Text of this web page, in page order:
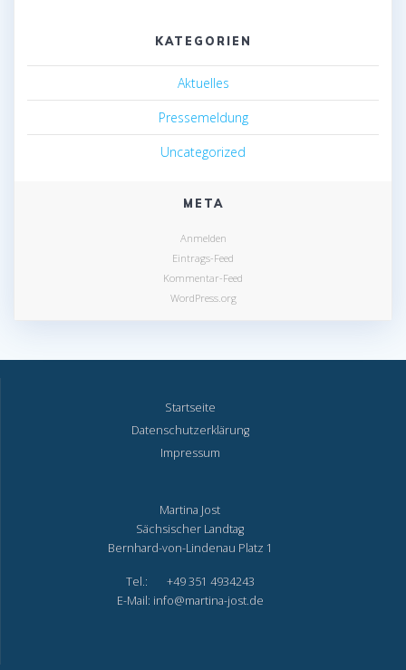
KATEGORIEN
Aktuelles
Pressemeldung
Uncategorized
META
Anmelden
Eintrags-Feed
Kommentar-Feed
WordPress.org
Startseite
Datenschutzerklärung
Impressum
Martina Jost
Sächsischer Landtag
Bernhard-von-Lindenau Platz 1
Tel.: +49 351 4934243
E-Mail: info@martina-jost.de